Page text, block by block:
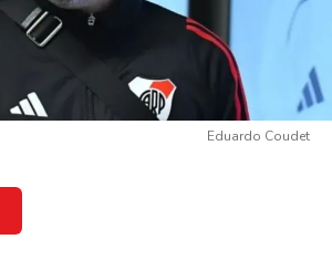
Eduardo Coudet